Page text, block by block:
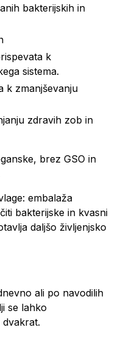
bakterijskih in
k
sistema.
k zmanjševanju
zdravih zob in
brez GSO in
embalaža
bakterijske in kvasni
daljšo življenjsko
ali po navodilih
se lahko